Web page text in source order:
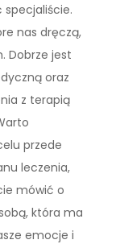
nas dręczą,
Dobrze jest
oraz
z terapią
przede
leczenia,
mówić o
która ma
emocje i